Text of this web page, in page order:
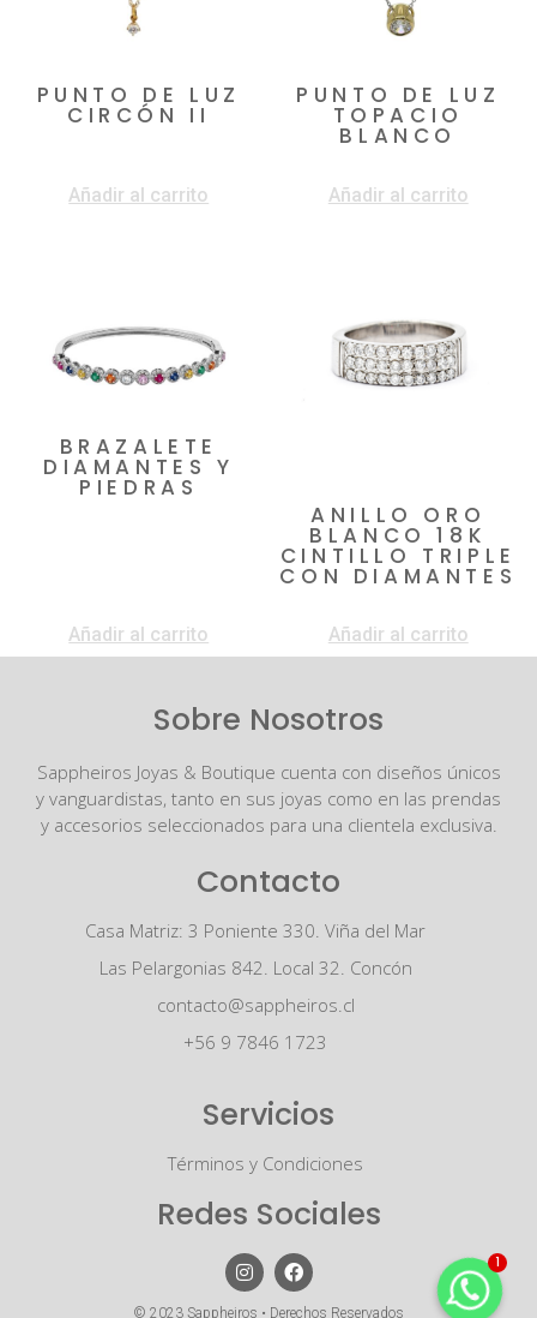
PUNTO DE LUZ
CIRCÓN II
Añadir al carrito
PUNTO DE LUZ
TOPACIO
BLANCO
Añadir al carrito
BRAZALETE
DIAMANTES Y
PIEDRAS
Añadir al carrito
ANILLO ORO
BLANCO 18K
CINTILLO TRIPLE
CON DIAMANTES
Añadir al carrito
Sobre Nosotros
Sappheiros Joyas & Boutique cuenta con diseños únicos
y vanguardistas, tanto en sus joyas como en las prendas
y accesorios seleccionados para una clientela exclusiva.
Contacto
Casa Matriz: 3 Poniente 330. Viña del Mar
Las Pelargonias 842. Local 32. Concón
contacto@sappheiros.cl
+56 9 7846 1723
Servicios
Términos y Condiciones
Redes Sociales
© 2023 Sappheiros • Derechos Reservados
1